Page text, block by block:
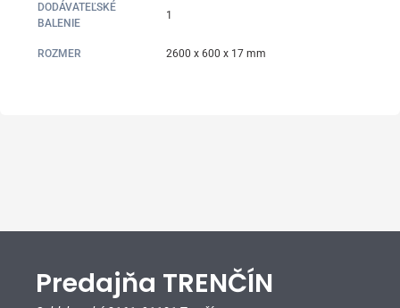
DODÁVATEĽSKÉ
BALENIE
1
ROZMER 2600 x 600 x 17 mm
Predajňa TRENČÍN